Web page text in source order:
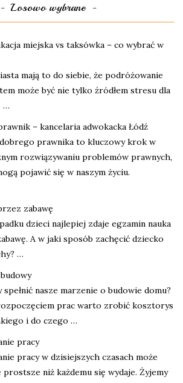
Losowo wybrane
miejska vs taksówka – co wybrać w
mają to do siebie, że podróżowanie
może być nie tylko źródłem stresu dla
…
– kancelaria adwokacka Łódź
prawnika to kluczowy krok w
rozwiązywaniu problemów prawnych,
pojawić się w naszym życiu.
zabawę
dzieci najlepiej zdaje egzamin nauka
A w jaki sposób zachęcić dziecko
…
spełnić nasze marzenie o budowie domu?
prac warto zrobić kosztorys
i do czego …
pracy
pracy w dzisiejszych czasach może
prostsze niż każdemu się wydaje. Żyjemy